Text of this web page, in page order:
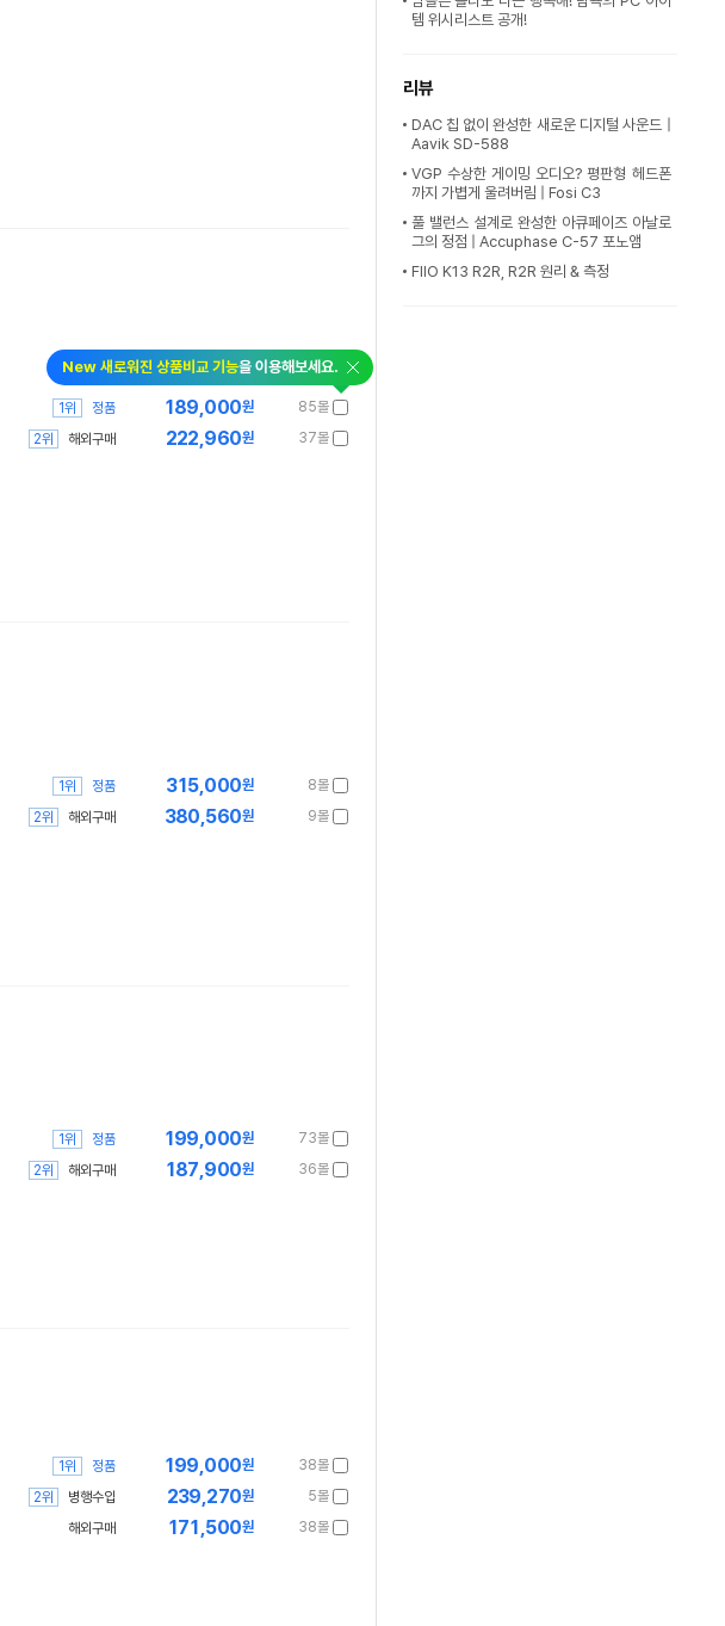
New 새로워진 상품비교 기능을 이용해보세요.
85몰
189,000원
1위
정품
37몰
222,960원
2위 해외구매
8몰
315,000원
1위
정품
9몰
380,560원
2위 해외구매
73몰
199,000원
1위
정품
36몰
187,900원
2위 해외구매
38몰
199,000원
1위
정품
5몰
239,270원
2위
병행수입
38몰
171,500원
해외구매
템 위시리스트 공개!
리뷰
DAC 칩 없이 완성한 새로운 디지털 사운드 |
Aavik SD-588
VGP 수상한 게이밍 오디오? 평판형 헤드폰
까지 가볍게 울려버림 | Fosi C3
풀 밸런스 설계로 완성한 아큐페이즈 아날로
그의 정점 | Accuphase C-57 포노앰
FIIO K13 R2R, R2R 원리 & 측정